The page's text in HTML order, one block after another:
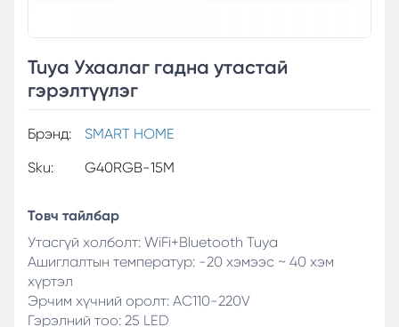
Tuya Ухаалаг гадна утастай
гэрэлтүүлэг
Брэнд:
SMART HOME
Sku:
G40RGB-15M
Товч тайлбар
Утасгүй холболт: WiFi+Bluetooth Tuya
Ашиглалтын температур: -20 хэмээс ~ 40 хэм
хүртэл
Эрчим хүчний оролт: AC110-220V
Гэрэлний тоо: 25 LED